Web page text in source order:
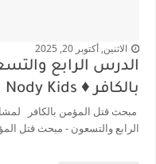
الاثنين, أكتوبر 20, 2025
الدرس الرابع
بالكافر ♦️ Nody Kids
مبحث قتل المؤمن بالكافر
الرابع والتسعون - مبحث قتل